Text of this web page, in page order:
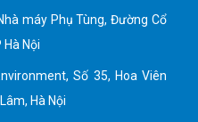
máy Phụ Tùng, Đường Cổ
Hà Nội
Số 35, Hoa Viên
Hà Nội